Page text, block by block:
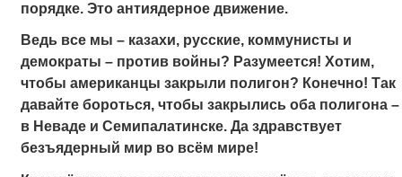
порядке. Это антиядерное движение.
Ведь все мы – казахи, русские, коммунисты и
демократы – против войны? Разумеется! Хотим,
чтобы американцы закрыли полигон? Конечно! Так
давайте бороться, чтобы закрылись оба полигона –
в Неваде и Семипалатинске. Да здравствует
безъядерный мир во всём мире!